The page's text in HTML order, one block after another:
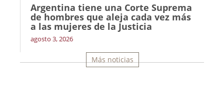
Argentina tiene una Corte Suprema
de hombres que aleja cada vez más
a las mujeres de la Justicia
agosto 3, 2026
Más noticias